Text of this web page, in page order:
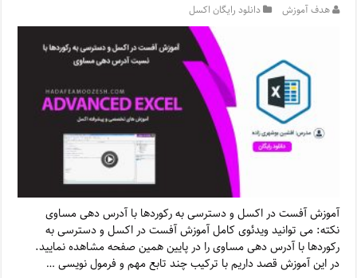
هدف آموزش دانلود رایگان اکسل
آموزش آفست در اکسل و دسترسی به رکوردها با آدرس دهی مساوی
نکته: می توانید ویدئوی کامل آموزش آفست در اکسل و دسترسی به
رکوردها با آدرس دهی مساوی را در پایین همین صفحه مشاهده نمایید.
در این آموزش قصد داریم با ترکیب چند تابع مهم و فرمول نویسی …